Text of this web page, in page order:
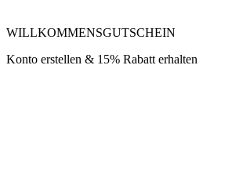
WILLKOMMENSGUTSCHEIN
Konto erstellen & 15% Rabatt erhalten